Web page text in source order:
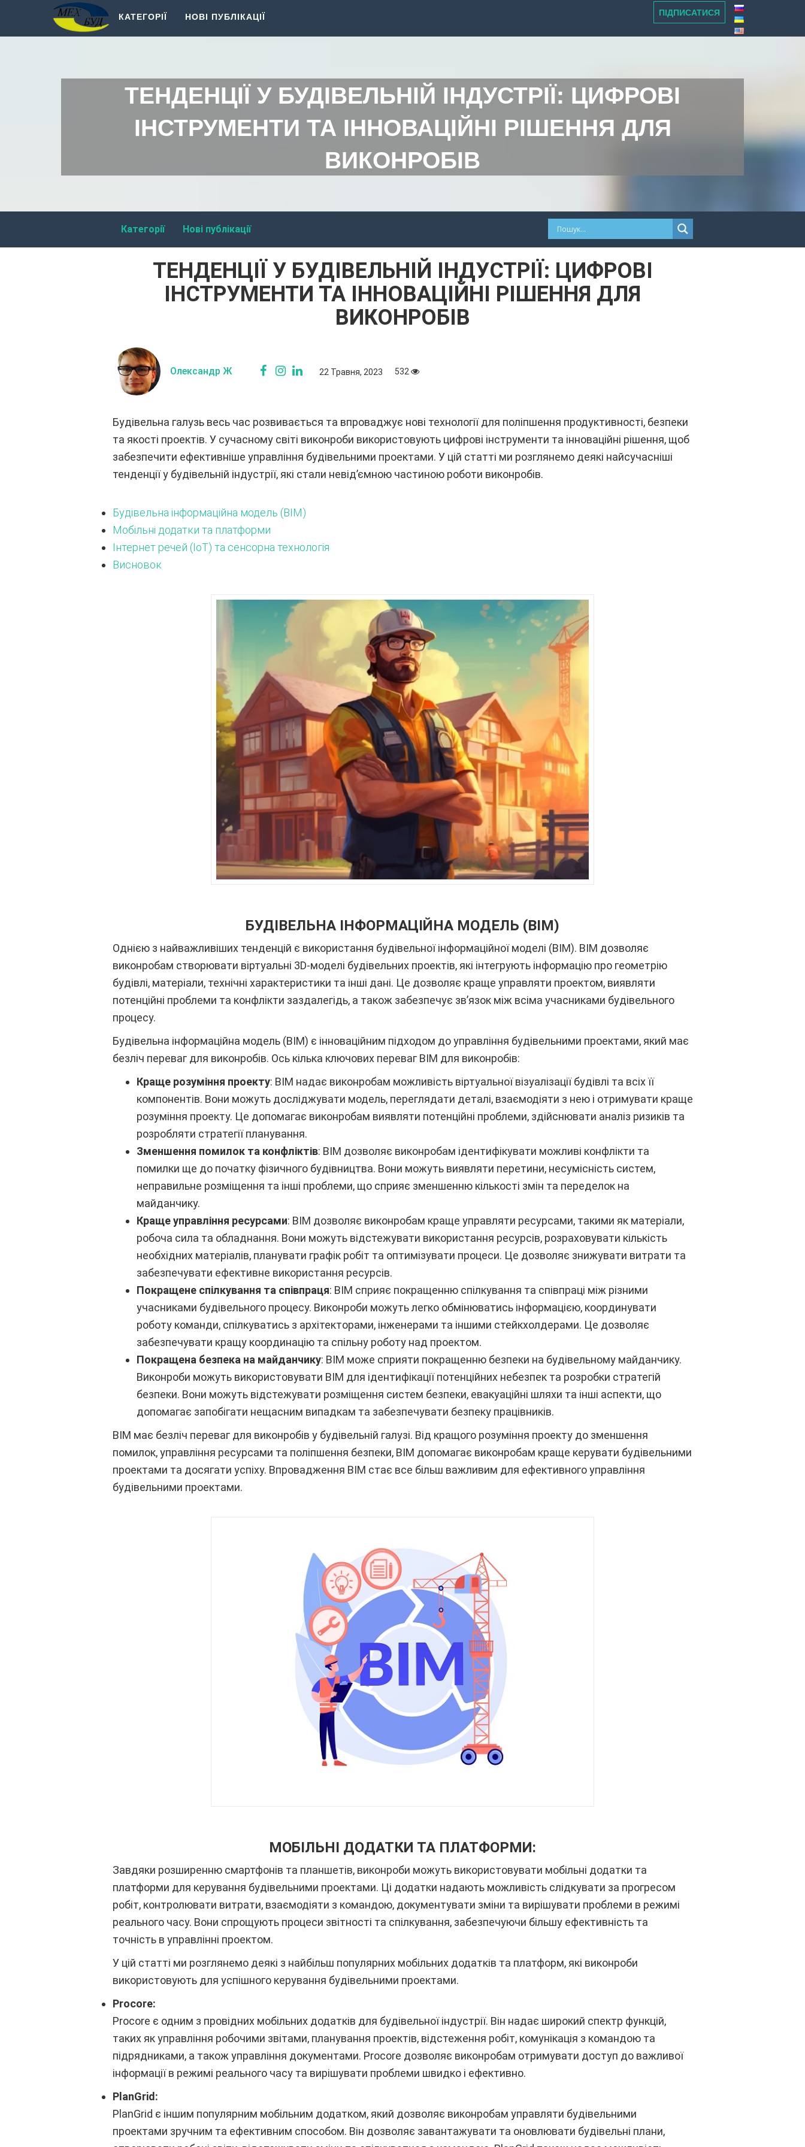
НОВІ ПУБЛІКАЦІЇ
КАТЕГОРІЇ ПІДПИСАТИСЯ
ТЕНДЕНЦІЇ У БУДІВЕЛЬНІЙ ІНДУСТРІЇ: ЦИФРОВІ
ІНСТРУМЕНТИ ТА ІННОВАЦІЙНІ РІШЕННЯ ДЛЯ
ВИКОНРОБІВ
Нові публікації
Категорії
ТЕНДЕНЦІЇ У БУДІВЕЛЬНІЙ ІНДУСТРІЇ: ЦИФРОВІ
ІНСТРУМЕНТИ ТА ІННОВАЦІЙНІ РІШЕННЯ ДЛЯ
ВИКОНРОБІВ
Олександр Ж 22 Травня, 2023 532
Будівельна галузь весь час розвивається та впроваджує нові технології для поліпшення продуктивності, безпеки
та якості проектів. У сучасному світі виконроби використовують цифрові інструменти та інноваційні рішення, щоб
забезпечити ефективніше управління будівельними проектами. У цій статті ми розглянемо деякі найсучасніші
тенденції у будівельній індустрії, які стали невід’ємною частиною роботи виконробів.
Будівельна інформаційна модель (BIM)
Мобільні додатки та платформи
Інтернет речей (IoT) та сенсорна технологія
Висновок
БУДІВЕЛЬНА ІНФОРМАЦІЙНА МОДЕЛЬ (BIM)
Однією з найважливіших тенденцій є використання будівельної інформаційної моделі (BIM). BIM дозволяє
виконробам створювати віртуальні 3D-моделі будівельних проектів, які інтегрують інформацію про геометрію
будівлі, матеріали, технічні характеристики та інші дані. Це дозволяє краще управляти проектом, виявляти
потенційні проблеми та конфлікти заздалегідь, а також забезпечує зв’язок між всіма учасниками будівельного
процесу.
Будівельна інформаційна модель (BIM) є інноваційним підходом до управління будівельними проектами, який має
безліч переваг для виконробів. Ось кілька ключових переваг BIM для виконробів:
Краще розуміння проекту: BIM надає виконробам можливість віртуальної візуалізації будівлі та всіх її
компонентів. Вони можуть досліджувати модель, переглядати деталі, взаємодіяти з нею і отримувати краще
розуміння проекту. Це допомагає виконробам виявляти потенційні проблеми, здійснювати аналіз ризиків та
розробляти стратегії планування.
Зменшення помилок та конфліктів: BIM дозволяє виконробам ідентифікувати можливі конфлікти та
помилки ще до початку фізичного будівництва. Вони можуть виявляти перетини, несумісність систем,
неправильне розміщення та інші проблеми, що сприяє зменшенню кількості змін та переделок на
майданчику.
Краще управління ресурсами: BIM дозволяє виконробам краще управляти ресурсами, такими як матеріали,
робоча сила та обладнання. Вони можуть відстежувати використання ресурсів, розраховувати кількість
необхідних матеріалів, планувати графік робіт та оптимізувати процеси. Це дозволяє знижувати витрати та
забезпечувати ефективне використання ресурсів.
Покращене спілкування та співпраця: BIM сприяє покращенню спілкування та співпраці між різними
учасниками будівельного процесу. Виконроби можуть легко обмінюватись інформацією, координувати
роботу команди, спілкуватись з архітекторами, інженерами та іншими стейкхолдерами. Це дозволяє
забезпечувати кращу координацію та спільну роботу над проектом.
Покращена безпека на майданчику: BIM може сприяти покращенню безпеки на будівельному майданчику.
Виконроби можуть використовувати BIM для ідентифікації потенційних небезпек та розробки стратегій
безпеки. Вони можуть відстежувати розміщення систем безпеки, евакуаційні шляхи та інші аспекти, що
допомагає запобігати нещасним випадкам та забезпечувати безпеку працівників.
BIM має безліч переваг для виконробів у будівельній галузі. Від кращого розуміння проекту до зменшення
помилок, управління ресурсами та поліпшення безпеки, BIM допомагає виконробам краще керувати будівельними
проектами та досягати успіху. Впровадження BIM стає все більш важливим для ефективного управління
будівельними проектами.
МОБІЛЬНІ ДОДАТКИ ТА ПЛАТФОРМИ:
Завдяки розширенню смартфонів та планшетів, виконроби можуть використовувати мобільні додатки та
платформи для керування будівельними проектами. Ці додатки надають можливість слідкувати за прогресом
робіт, контролювати витрати, взаємодіяти з командою, документувати зміни та вирішувати проблеми в режимі
реального часу. Вони спрощують процеси звітності та спілкування, забезпечуючи більшу ефективність та
точність в управлінні проектом.
У цій статті ми розглянемо деякі з найбільш популярних мобільних додатків та платформ, які виконроби
використовують для успішного керування будівельними проектами.
Procore:
Procore є одним з провідних мобільних додатків для будівельної індустрії. Він надає широкий спектр функцій,
таких як управління робочими звітами, планування проектів, відстеження робіт, комунікація з командою та
підрядниками, а також управління документами. Procore дозволяє виконробам отримувати доступ до важливої
інформації в режимі реального часу та вирішувати проблеми швидко і ефективно.
PlanGrid:
PlanGrid є іншим популярним мобільним додатком, який дозволяє виконробам управляти будівельними
проектами зручним та ефективним способом. Він дозволяє завантажувати та оновлювати будівельні плани,